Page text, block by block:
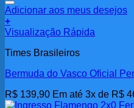
Adicionar aos meus desejos
+
Visualização Rápida
Times Brasileiros
Bermuda do Vasco Oficial
R$ 139,90 Em até 3x de R$